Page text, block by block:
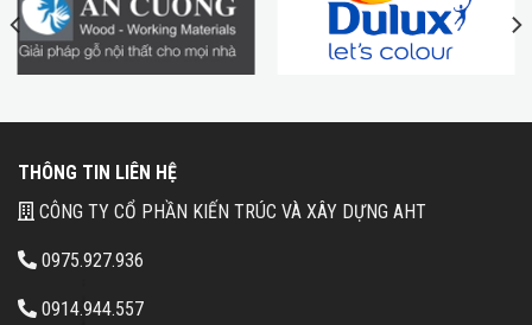
THÔNG TIN LIÊN HỆ
CÔNG TY CỔ PHẦN KIẾN TRÚC VÀ XÂY DỰNG AHT
0975.927.936
0914.944.557